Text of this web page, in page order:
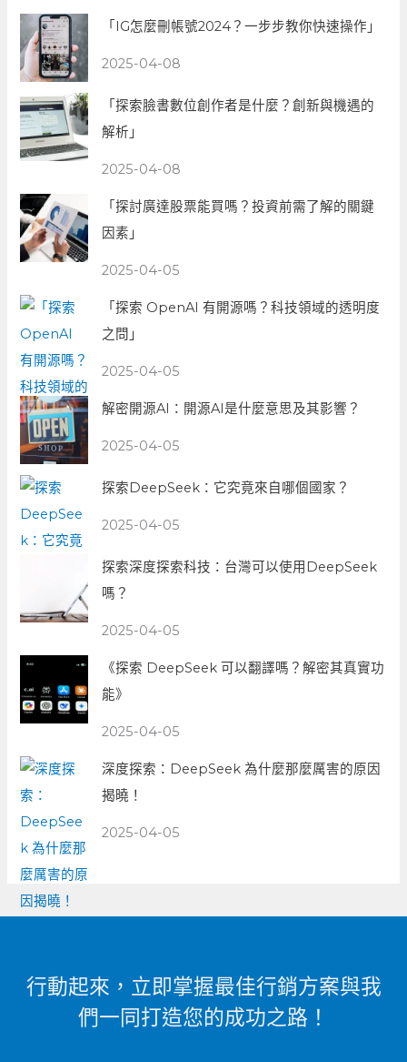
「IG怎麼刪帳號2024？一步步教你快速操作」
2025-04-08
「探索臉書數位創作者是什麼？創新與機遇的
解析」
2025-04-08
「探討廣達股票能買嗎？投資前需了解的關鍵
因素」
2025-04-05
「探索 OpenAI 有開源嗎？科技領域的透明度
之問」
2025-04-05
解密開源AI：開源AI是什麼意思及其影響？
2025-04-05
探索DeepSeek：它究竟來自哪個國家？
2025-04-05
探索深度探索科技：台灣可以使用DeepSeek
嗎？
2025-04-05
《探索 DeepSeek 可以翻譯嗎？解密其真實功
能》
2025-04-05
深度探索：DeepSeek 為什麼那麼厲害的原因
揭曉！
2025-04-05
行動起來，立即掌握最佳行銷方案與我
們一同打造您的成功之路！